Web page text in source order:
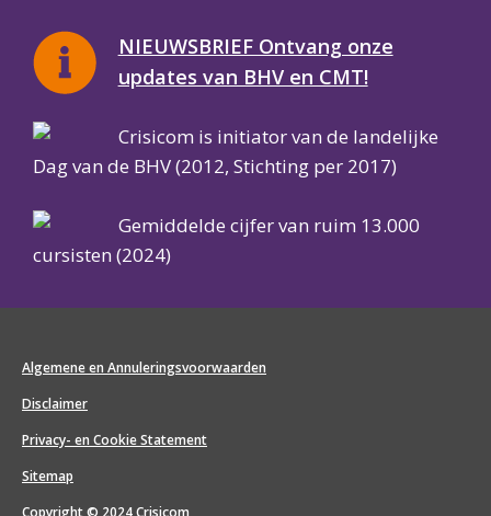
NIEUWSBRIEF Ontvang onze
updates van BHV en CMT!
Crisicom is initiator van de landelijke
Dag van de BHV (2012, Stichting per 2017)
Gemiddelde cijfer van ruim 13.000
cursisten (2024)
Algemene en Annuleringsvoorwaarden
Disclaimer
Privacy- en Cookie Statement
Sitemap
Copyright © 2024 Crisicom